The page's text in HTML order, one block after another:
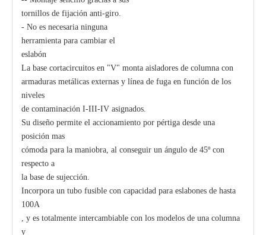
tornillos de fijación anti-giro.
- No es necesaria ninguna
herramienta para cambiar el
eslabón
La base cortacircuitos en "V" monta aisladores de columna con
armaduras metálicas externas y línea de fuga en función de los
niveles
de contaminación I-III-IV asignados.
Su diseño permite el accionamiento por pértiga desde una
posición mas
cómoda para la maniobra, al conseguir un ángulo de 45º con
respecto a
la base de sujección.
Incorpora un tubo fusible con capacidad para eslabones de hasta
100A
, y es totalmente intercambiable con los modelos de una columna
y